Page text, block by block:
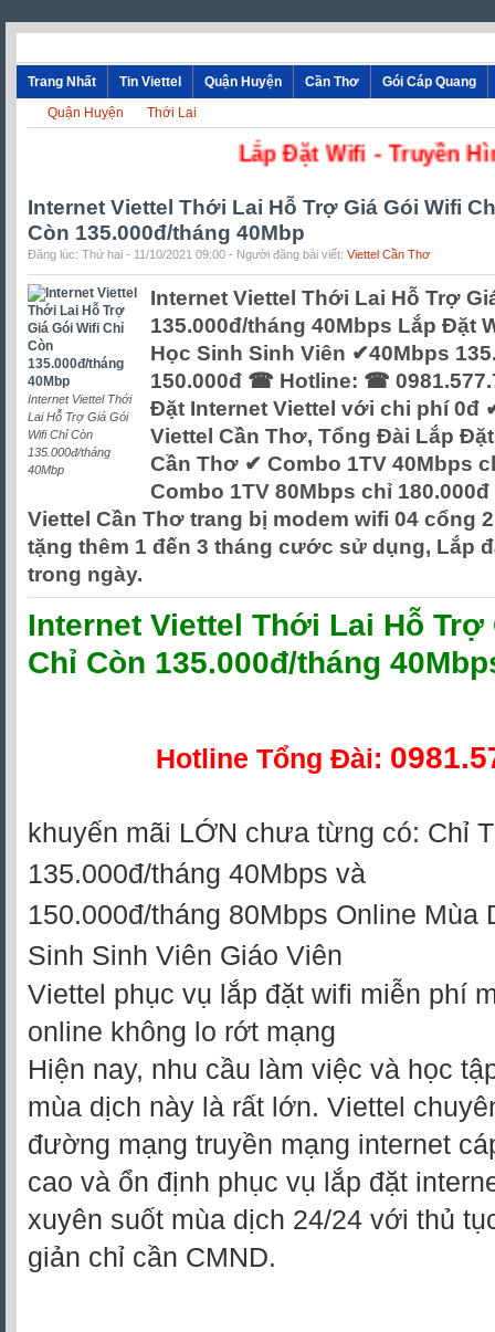
Trang Nhất Tin Viettel Quận Huyện Cần Thơ
Gói Cáp Quang
Quận Huyện
Thới Lai
Lắp Đặt Wifi -
Internet Viettel Thới Lai Hỗ Trợ Giá Gói Wifi
Còn 135.000đ/tháng 40Mbp
Đăng lúc: Thứ hai - 11/10/2021 09:00 - Người đăng bài viết: Viettel Cần Thơ
Internet Viettel Thới
Lai Hỗ Trợ Giá Gói
Wifi Chỉ Còn
135.000đ/tháng
40Mbp
Internet Viettel Thới Lai Hỗ Trợ
135.000đ/tháng 40Mbps Lắp Đặt
Học Sinh Sinh Viên ✔40Mbps
150.000đ ☎ Hotline: ☎
Đặt Internet Viettel với chi phí 0đ
Viettel Cần Thơ, Tổng Đài Lắp
Cần Thơ ✔ Combo 1TV 40Mbps
Combo 1TV 80Mbps chỉ
Viettel Cần Thơ trang bị modem wifi 04 cổng
tặng thêm 1 đến 3 tháng cước sử dụng, Lắp
trong ngày.
Internet Viettel Thới Lai Hỗ Trợ
Chỉ Còn 135.000đ/tháng
Hotline Tổng Đài:
khuyến mãi LỚN chưa từng có: Chỉ
135.000đ/tháng 40Mbps và
150.000đ/tháng 80Mbps Online Mùa
Sinh Sinh Viên Giáo Viên
Viettel phục vụ lắp đặt wifi miễn phí
online không lo rớt mạng
Hiện nay, nhu cầu làm việc và học
mùa dịch này là rất lớn. Viettel
đường mạng truyền mạng internet
cao và ổn định phục vụ lắp đặt
xuyên suốt mùa dịch 24/24 với thủ
giản chỉ cần CMND.